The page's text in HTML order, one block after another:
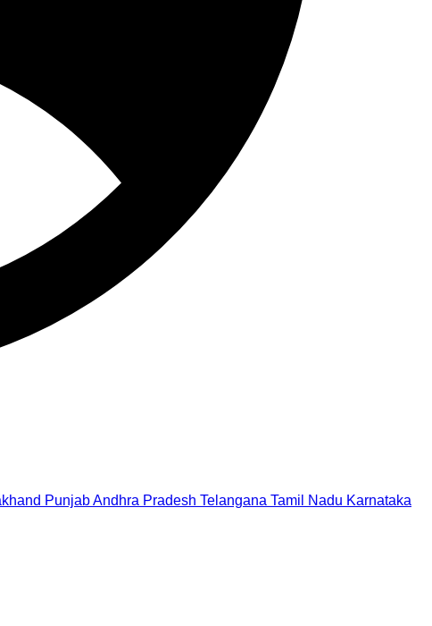
PunjabAndhra Pradesh Telangana Tamil Nadu Karnataka